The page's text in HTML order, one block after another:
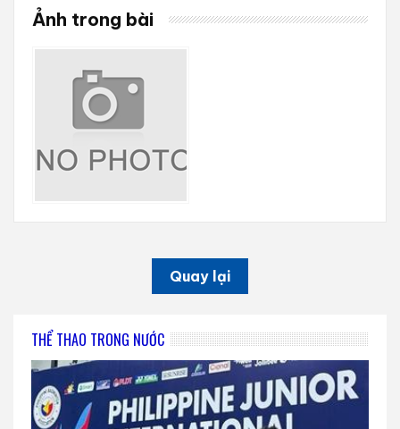
Ảnh trong bài
Quay lại
THỂ THAO TRONG NƯỚC